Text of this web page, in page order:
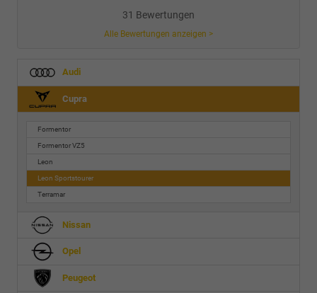
31 Bewertungen
Alle Bewertungen anzeigen >
Audi
Cupra
Formentor
Formentor VZ5
Leon
Leon Sportstourer
Terramar
Nissan
Opel
Peugeot